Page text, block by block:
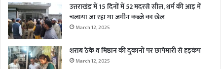
उत्तराखंड में 15 दिनों में 52 मदरसे सील, धर्म की आड़ में
चलाया जा रहा था जमीन कब्जे का खेल
March 12, 2025
शराब ठेके व मिष्ठान की दुकानों पर छापेमारी से हड़कंप
March 12, 2025